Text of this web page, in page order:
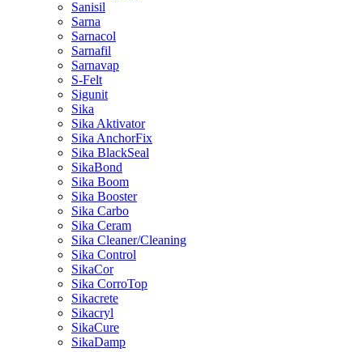
Sanisil
Sarna
Sarnacol
Sarnafil
Sarnavap
S-Felt
Sigunit
Sika
Sika Aktivator
Sika AnchorFix
Sika BlackSeal
SikaBond
Sika Boom
Sika Booster
Sika Carbo
Sika Ceram
Sika Cleaner/Cleaning
Sika Control
SikaCor
Sika CorroTop
Sikacrete
Sikacryl
SikaCure
SikaDamp